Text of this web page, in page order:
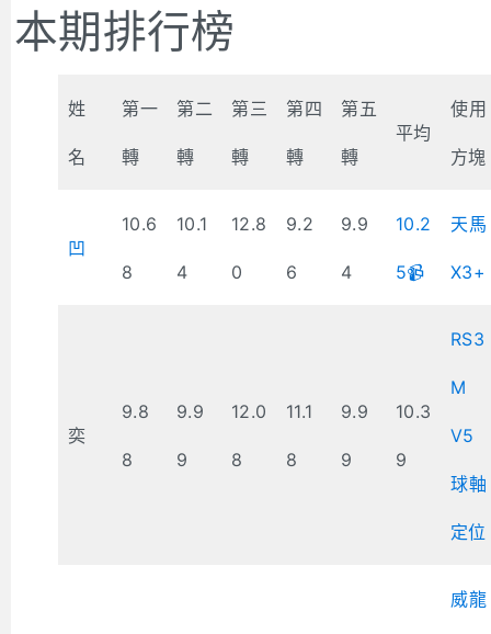
本期排行榜
姓
名
第一
轉
第二
轉
第三
轉
第四
轉
第五
轉
平均
使用
方塊
凹
10.6
8
10.1
4
12.8
0
9.2
6
9.9
4
10.2
5📹
天馬
X3+
奕
9.8
8
9.9
9
12.0
8
11.1
8
9.9
9
10.3
9
RS3
M
V5
球軸
定位
威龍